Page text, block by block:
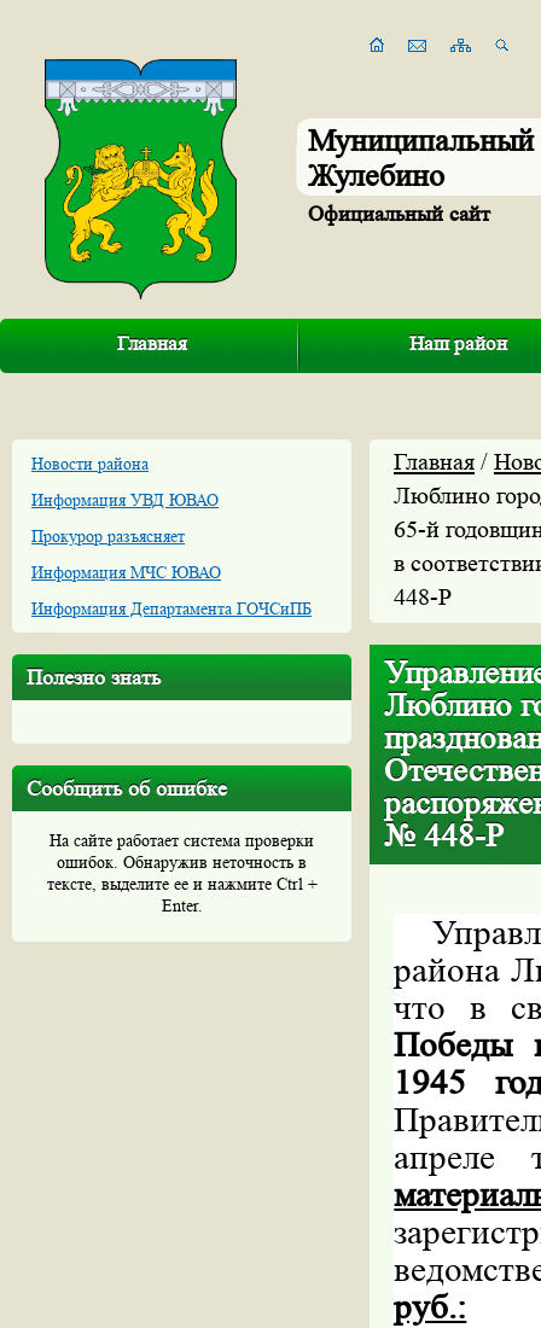
Муниципальный
Жулебино
Официальный сайт
Главная Наш район
Новости района
Информация УВД ЮВАО
Прокурор разъясняет
Информация МЧС ЮВАО
Информация Департамента ГОЧСиПБ
Полезно знать
Сообщить об ошибке
На сайте работает система проверки
ошибок. Обнаружив неточность в
тексте, выделите ее и нажмите Ctrl +
Enter.
Главная /
Люблино
65-й
в
448-Р
Люблино
№ 448-Р
района
что в
Победы
1945
апреле
руб.: